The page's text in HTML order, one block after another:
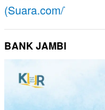
BANK JAMBI